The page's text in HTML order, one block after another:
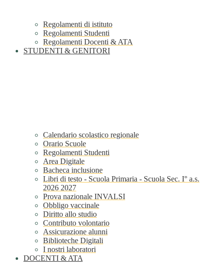
Regolamenti di istituto
Regolamenti Studenti
Regolamenti Docenti & ATA
STUDENTI & GENITORI
Calendario scolastico regionale
Orario Scuole
Regolamenti Studenti
Area Digitale
Bacheca inclusione
Libri di testo - Scuola Primaria - Scuola Sec. I° a.s.
2026 2027
Prova nazionale INVALSI
Obbligo vaccinale
Diritto allo studio
Contributo volontario
Assicurazione alunni
Biblioteche Digitali
I nostri laboratori
DOCENTI & ATA